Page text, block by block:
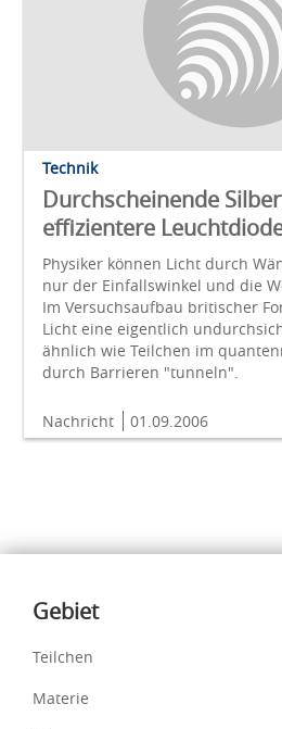
Technik
Durchscheinende
effizientere
Physiker können Licht durch
nur der Einfallswinkel und die
Im Versuchsaufbau britischer
Licht eine eigentlich
ähnlich wie Teilchen im
durch Barrieren "tunneln".
Nachricht 01.09.2006
Inhalte
Gebiet
Teilchen
Materie